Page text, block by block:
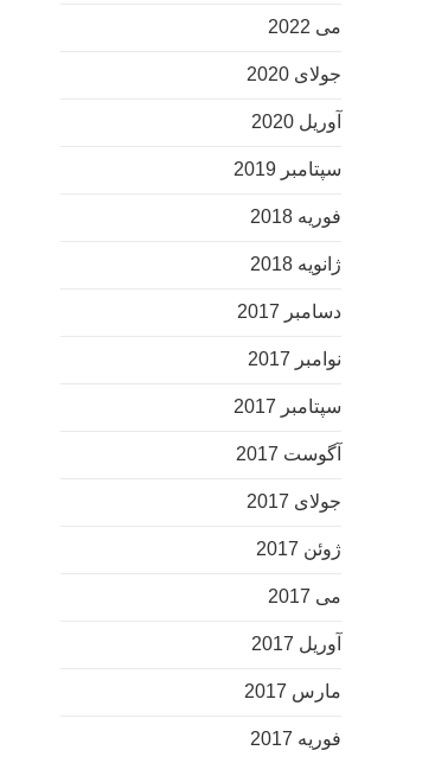
می 2022
جولای 2020
آوریل 2020
سپتامبر 2019
فوریه 2018
ژانویه 2018
دسامبر 2017
نوامبر 2017
سپتامبر 2017
آگوست 2017
جولای 2017
ژوئن 2017
می 2017
آوریل 2017
مارس 2017
فوریه 2017